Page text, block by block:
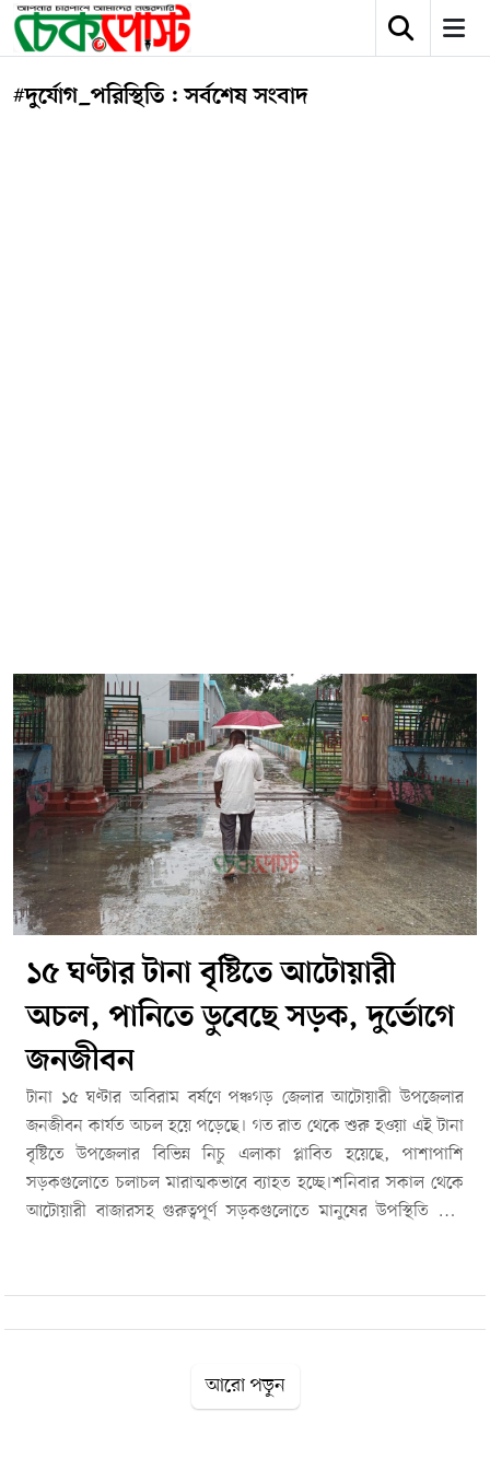
#দুর্যোগ_পরিস্থিতি : সর্বশেষ সংবাদ
১৫ ঘণ্টার টানা বৃষ্টিতে আটোয়ারী
অচল, পানিতে ডুবেছে সড়ক, দুর্ভোগে
জনজীবন
টানা ১৫ ঘণ্টার অবিরাম বর্ষণে পঞ্চগড় জেলার আটোয়ারী উপজেলার
জনজীবন কার্যত অচল হয়ে পড়েছে। গত রাত থেকে শুরু হওয়া এই টানা
বৃষ্টিতে উপজেলার বিভিন্ন নিচু এলাকা প্লাবিত হয়েছে, পাশাপাশি
সড়কগুলোতে চলাচল মারাত্মকভাবে ব্যাহত হচ্ছে।শনিবার সকাল থেকে
আটোয়ারী বাজারসহ গুরুত্বপূর্ণ সড়কগুলোতে মানুষের উপস্থিতি ছিল
করতে না পেরে বিপাকে পড়েছেন।উপজেলার অভ্যন্তরীণ কাঁচা রাস্তাগুলো
কর্দমাক্ত হয়ে যাওয়ায় রিকশা, ভ্যান ও ইজিবাইক চলাচল প্রায় বন্ধের
পৌঁছাতে দেখা গেছে। একই সঙ্গে বৃষ্টির প্রভাবে স্থানীয় হাট-
বাজারগুলোতেও কেনাবেচা উল্লেখযোগ্যভাবে কমে গেছে।এদিকে দীর্ঘ
আরো পড়ুন